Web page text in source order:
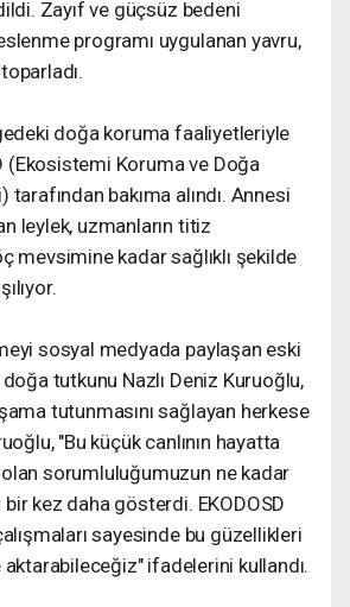
Zayıf ve güçsüz bedeni
programı uygulanan yavru,
doğa koruma faaliyetleriyle
(Ekosistemi Koruma ve Doğa
tarafından bakıma alındı. Annesi
leylek, uzmanların titiz
mevsimine kadar sağlıklı şekilde
sosyal medyada paylaşan eski
tutkunu Nazlı Deniz Kuruoğlu,
tutunmasını sağlayan herkese
"Bu küçük canlının hayatta
sorumluluğumuzun ne kadar
kez daha gösterdi. EKODOSD
sayesinde bu güzellikleri
ifadelerini kullandı.